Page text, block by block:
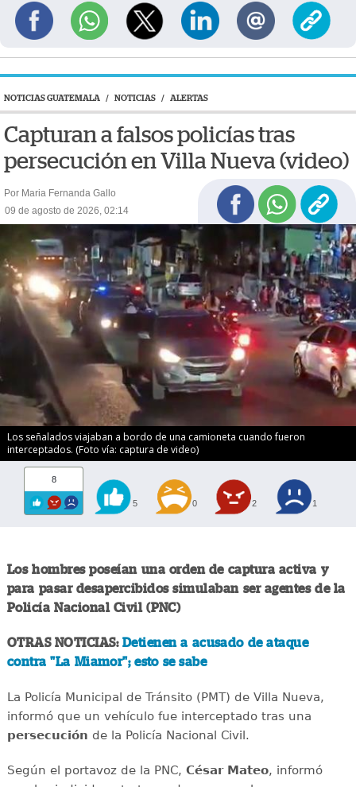
NOTICIAS GUATEMALA / NOTICIAS / ALERTAS
Capturan a falsos policías tras
persecución en Villa Nueva (video)
Por Maria Fernanda Gallo
09 de agosto de 2026, 02:14
Los señalados viajaban a bordo de una camioneta cuando fueron
interceptados. (Foto vía: captura de video)
8
5 0 2 1
Los hombres poseían una orden de captura activa y
para pasar desapercibidos simulaban ser agentes de la
Policía Nacional Civil (PNC)
OTRAS NOTICIAS: Detienen a acusado de ataque
contra "La Miamor"; esto se sabe
La Policía Municipal de Tránsito (PMT) de Villa Nueva,
informó que un vehículo fue interceptado tras una
persecución de la Policía Nacional Civil.
Según el portavoz de la PNC, César Mateo, informó